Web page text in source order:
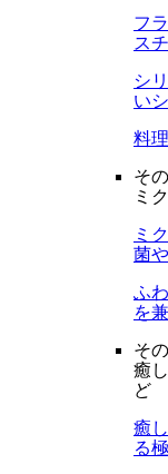
フ
ス
シ
い
料
そ
ミ
ミ
菌
ふ
を
そ
癒
ど
癒
る